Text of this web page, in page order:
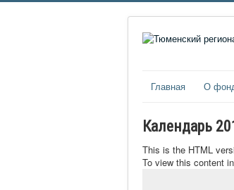
Главная О
Календарь
This is the HTML
To view this content